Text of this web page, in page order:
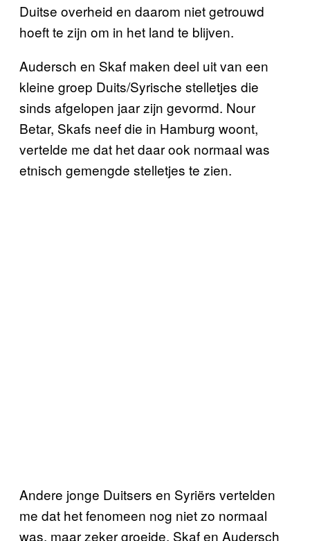
Duitse overheid en daarom niet getrouwd
hoeft te zijn om in het land te blijven.
Audersch en Skaf maken deel uit van een
kleine groep Duits/Syrische stelletjes die
sinds afgelopen jaar zijn gevormd. Nour
Betar, Skafs neef die in Hamburg woont,
vertelde me dat het daar ook normaal was
etnisch gemengde stelletjes te zien.
Andere jonge Duitsers en Syriërs vertelden
me dat het fenomeen nog niet zo normaal
was, maar zeker groeide. Skaf en Audersch